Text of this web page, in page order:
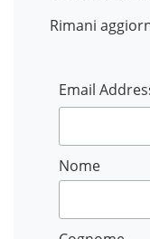
Rimani
Email
Nome